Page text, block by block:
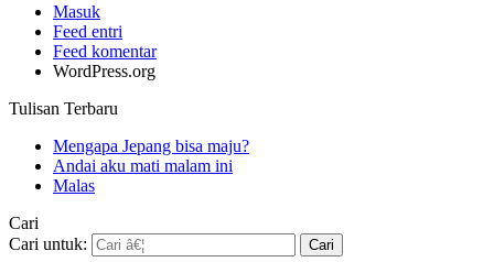
Masuk
Feed entri
Feed komentar
WordPress.org
Tulisan Terbaru
Mengapa Jepang bisa maju?
Andai aku mati malam ini
Malas
Cari
Cari untuk: